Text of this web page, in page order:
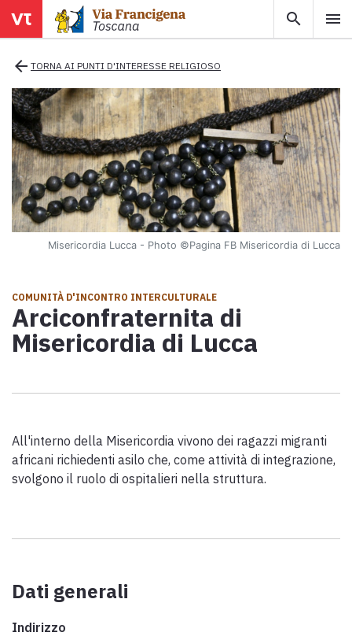
search menu
Territori
Tappe
Info utili
Mappa
Toscana.
Ebook
la Via Francigena Toscana.
ITALIANO keyboard_arrow_up
menu close
arrow_back TORNA AI PUNTI D'INTERESSE RELIGIOSO
Misericordia Lucca - Photo ©Pagina FB Misericordia di Lucca
COMUNITÀ D'INCONTRO INTERCULTURALE
Arciconfraternita di
Misericordia di Lucca
All'interno della Misericordia vivono dei ragazzi migranti
africani richiedenti asilo che, come attività di integrazione,
svolgono il ruolo di ospitalieri nella struttura.
Dati generali
Indirizzo